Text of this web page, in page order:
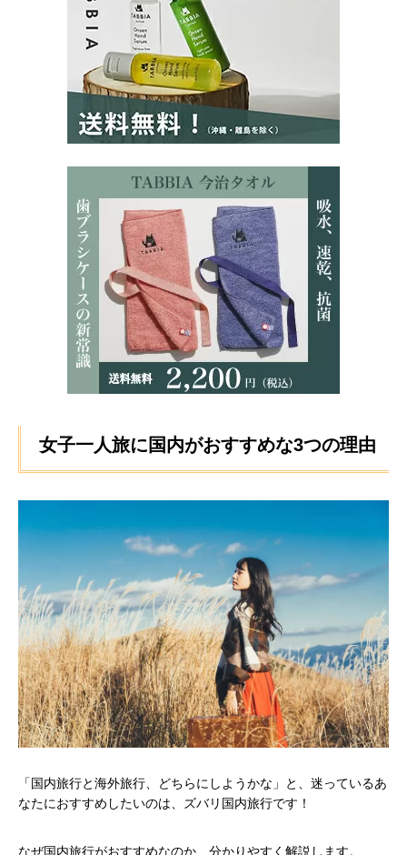
女子一人旅に国内がおすすめな3つの理由
「国内旅行と海外旅行、どちらにしようかな」と、迷っているあ
なたにおすすめしたいのは、ズバリ国内旅行です！
なぜ国内旅行がおすすめなのか、分かりやすく解説します。